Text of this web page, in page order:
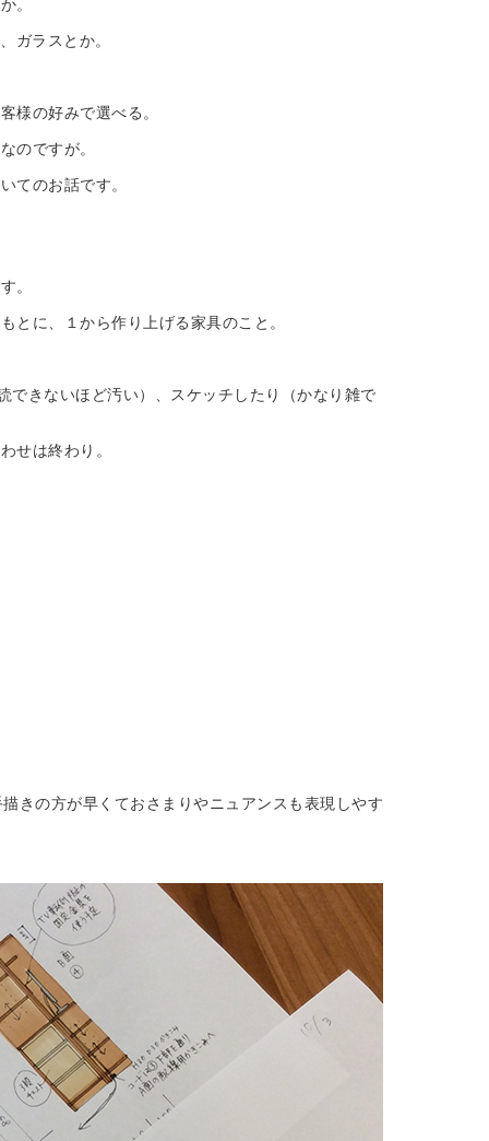
。
ガラスとか。
様の好みで選べる。
のですが。
てのお話です。
。
とに、１から作り上げる家具のこと。
できないほど汚い）、スケッチしたり（かなり雑で
せは終わり。
きの方が早くておさまりやニュアンスも表現しやす